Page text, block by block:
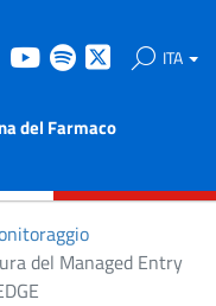
Bluesky
Youtube
Spotify ITA
del Farmaco
del Managed Entry